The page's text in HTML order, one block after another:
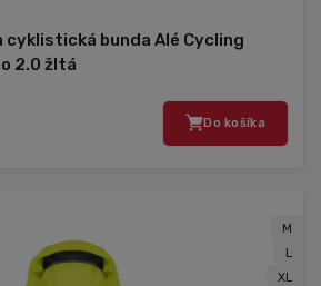
cyklistická bunda Alé Cycling
2.0 žltá
Do košíka
M
L
XL